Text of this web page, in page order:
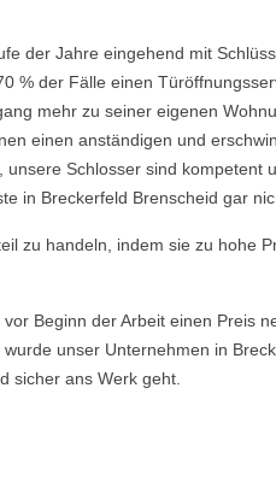
der Jahre eingehend mit
% der Fälle einen
mehr zu seiner eigenen
einen anständigen und
Schlosser sind
in Breckerfeld Brenscheid gar
zu handeln, indem sie zu hohe
Beginn der Arbeit einen Preis
unser Unternehmen in
sicher ans Werk geht.